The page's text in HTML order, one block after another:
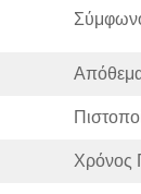
Χρόνος